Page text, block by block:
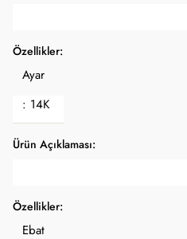
Özellikler:
Ayar
: 14K
Ürün Açıklaması:
Özellikler:
Ebat